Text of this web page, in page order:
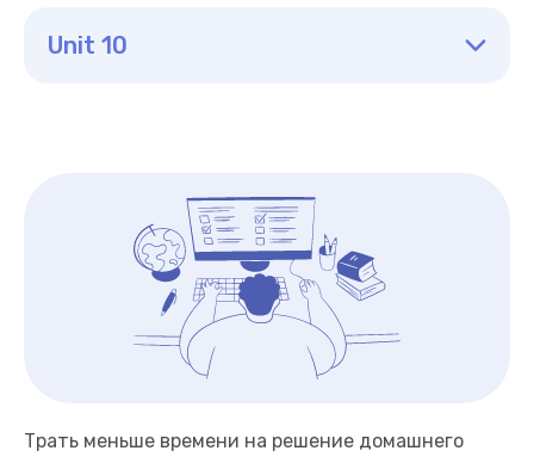
Unit 10
Трать меньше времени на решение домашнего